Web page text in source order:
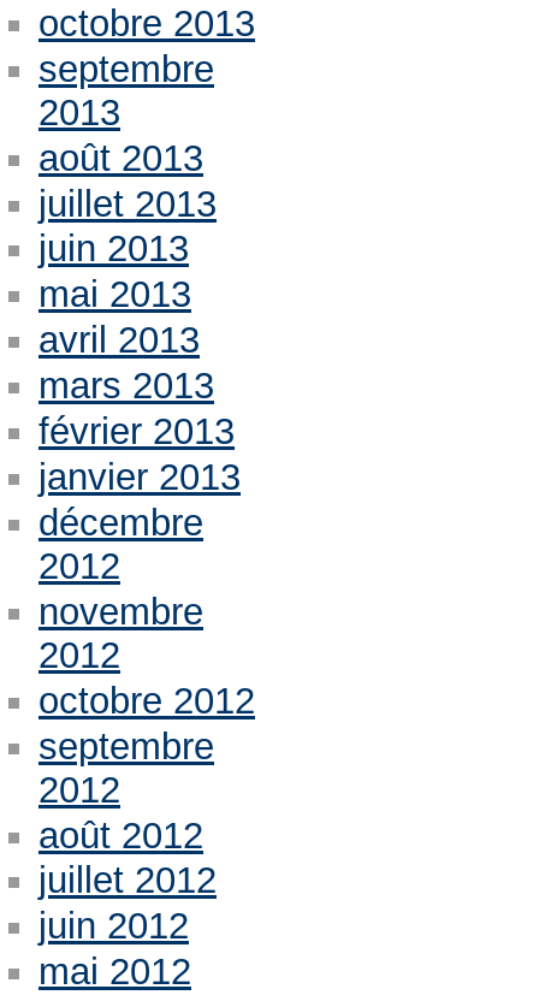
octobre 2013
septembre
2013
août 2013
juillet 2013
juin 2013
mai 2013
avril 2013
mars 2013
février 2013
janvier 2013
décembre
2012
novembre
2012
octobre 2012
septembre
2012
août 2012
juillet 2012
juin 2012
mai 2012